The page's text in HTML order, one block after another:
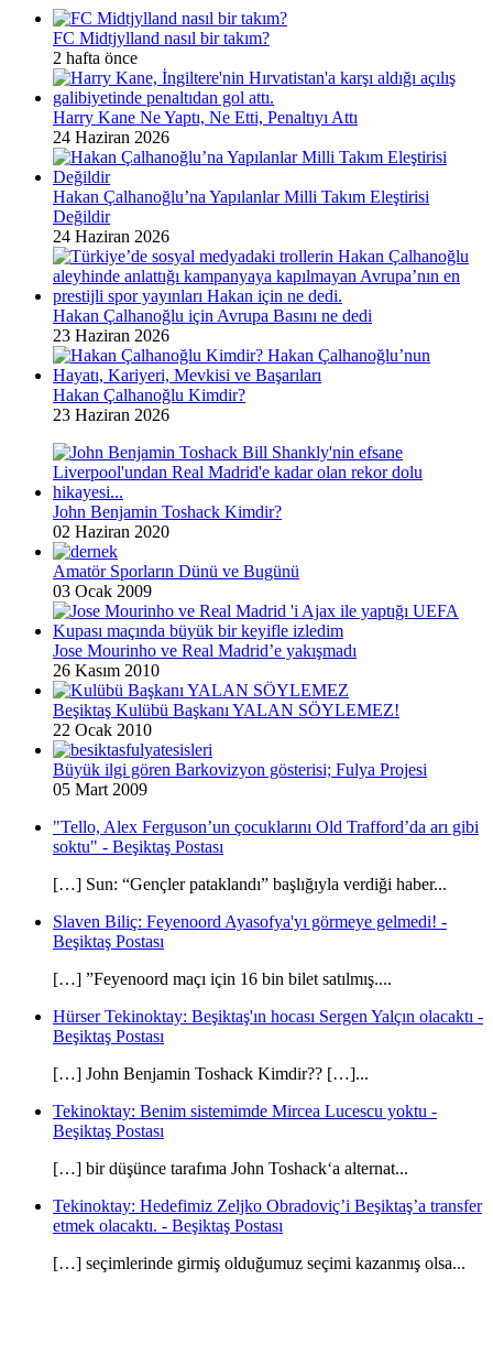
FC Midtjylland nasıl bir takım?
2 hafta önce
Harry Kane Ne Yaptı, Ne Etti, Penaltıyı Attı
24 Haziran 2026
Hakan Çalhanoğlu’na Yapılanlar Milli Takım Eleştirisi
Değildir
24 Haziran 2026
Hakan Çalhanoğlu için Avrupa Basını ne dedi
23 Haziran 2026
Hakan Çalhanoğlu Kimdir?
23 Haziran 2026
John Benjamin Toshack Kimdir?
02 Haziran 2020
Amatör Sporların Dünü ve Bugünü
03 Ocak 2009
Jose Mourinho ve Real Madrid’e yakışmadı
26 Kasım 2010
Beşiktaş Kulübü Başkanı YALAN SÖYLEMEZ!
22 Ocak 2010
Büyük ilgi gören Barkovizyon gösterisi; Fulya Projesi
05 Mart 2009
"Tello, Alex Ferguson’un çocuklarını Old Trafford’da arı gibi
soktu" - Beşiktaş Postası
[…] Sun: “Gençler pataklandı” başlığıyla verdiği haber...
Slaven Biliç: Feyenoord Ayasofya'yı görmeye gelmedi! -
Beşiktaş Postası
[…] ”Feyenoord maçı için 16 bin bilet satılmış....
Hürser Tekinoktay: Beşiktaş'ın hocası Sergen Yalçın olacaktı -
Beşiktaş Postası
[…] John Benjamin Toshack Kimdir?? […]...
Tekinoktay: Benim sistemimde Mircea Lucescu yoktu -
Beşiktaş Postası
[…] bir düşünce tarafıma John Toshack‘a alternat...
Tekinoktay: Hedefimiz Zeljko Obradoviç’i Beşiktaş’a transfer
etmek olacaktı. - Beşiktaş Postası
[…] seçimlerinde girmiş olduğumuz seçimi kazanmış olsa...